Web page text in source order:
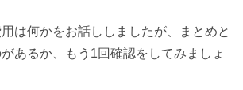
は何かをお話ししましたが、まとめと
あるか、もう1回確認をしてみましょ